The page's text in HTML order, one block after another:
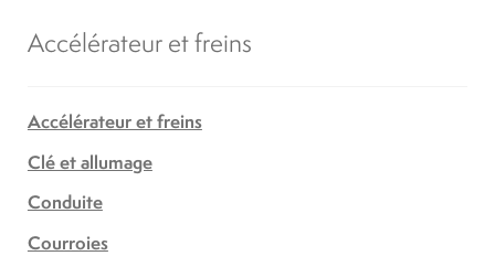
Accélérateur et freins
Accélérateur et freins
Clé et allumage
Conduite
Courroies